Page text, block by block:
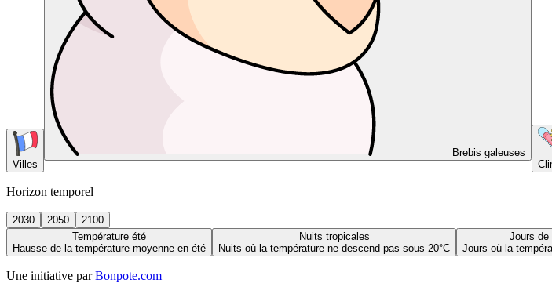
Villes
Brebis galeuses
Horizon temporel
2030 2050
2100
Température été
Hausse de la température moyenne en été
Nuits tropicales
Nuits où la température ne descend pas sous 20°C
Jours de
Jours où la
Une initiative par Bonpote.com